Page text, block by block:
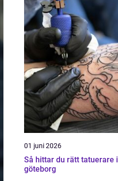
01 juni 2026
Så hittar du rätt tatuerare i
göteborg